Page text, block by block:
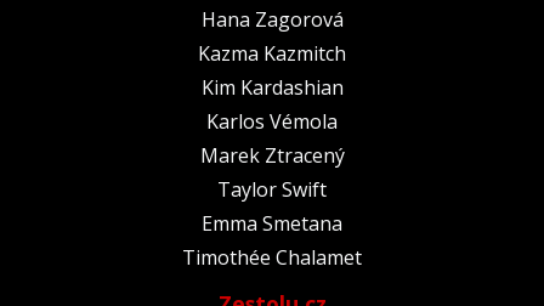
Hana Zagorová
Kazma Kazmitch
Kim Kardashian
Karlos Vémola
Marek Ztracený
Taylor Swift
Emma Smetana
Timothée Chalamet